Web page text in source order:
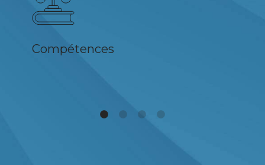
Compétences